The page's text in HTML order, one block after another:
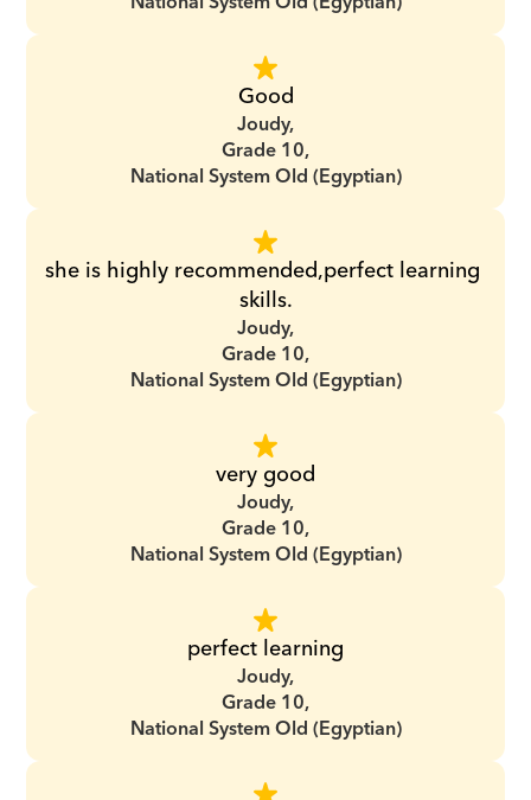
Good
Joudy,
Grade 10,
National System Old (Egyptian)
she is highly recommended,perfect learning
skills.
Joudy,
Grade 10,
National System Old (Egyptian)
very good
Joudy,
Grade 10,
National System Old (Egyptian)
perfect learning
Joudy,
Grade 10,
National System Old (Egyptian)